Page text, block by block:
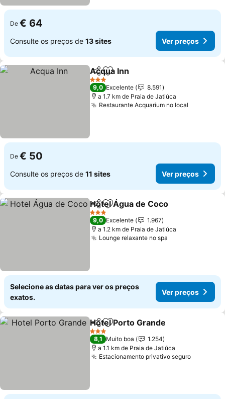
De € 64
Consulte os preços de 13 sites Ver preços
PartilharAdicionar aos favoritos
Acqua Inn
3 Estrelas
9,0 Excelente
8.591
a 1.7 km de Praia de Jatiúca
Restaurante Acquarium no local
De € 50
Consulte os preços de 11 sites Ver preços
PartilharAdicionar aos favoritos
Hotel Água de Coco
3 Estrelas
9,0 Excelente
1.967
a 1.2 km de Praia de Jatiúca
Lounge relaxante no spa
Selecione as datas para ver os preços
exatos.
Ver preços
PartilharAdicionar aos favoritos
Hotel Porto Grande
3 Estrelas
8,1 Muito boa
1.254
a 1.1 km de Praia de Jatiúca
Estacionamento privativo seguroVer